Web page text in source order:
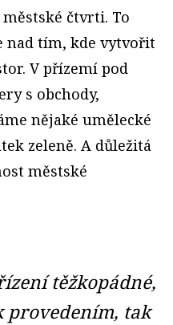
čtvrti. To
nad tím, kde vytvořit
V přízemí pod
s obchody,
nějaké umělecké
zeleně. A důležitá
městské
těžkopádné,
provedením, tak